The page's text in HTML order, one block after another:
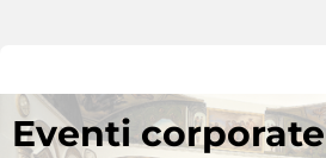
Eventi corporate